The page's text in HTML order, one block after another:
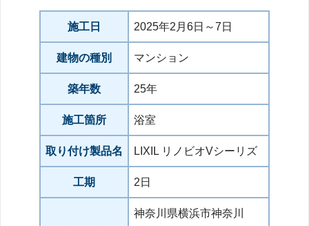
施工日 2025年2月6日～7日
建物の種別 マンション
築年数 25年
施工箇所 浴室
取り付け製品名 LIXIL リノビオVシーリズ
工期 2日
神奈川県横浜市神奈川